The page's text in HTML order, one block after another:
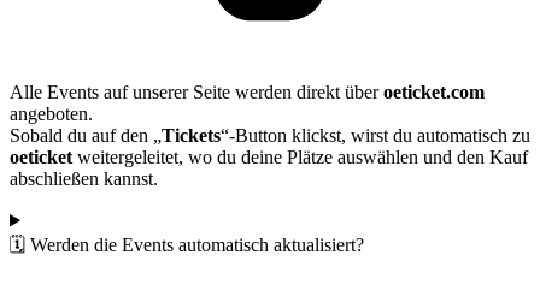
Alle Events auf unserer Seite werden direkt überoeticket.com
angeboten.
Sobald du auf den „Tickets“-Button klickst, wirst du automatisch zu
oeticketweitergeleitet, wo du deine Plätze auswählen und den Kauf
abschließen kannst.
🗓️ Werden die Events automatisch aktualisiert?